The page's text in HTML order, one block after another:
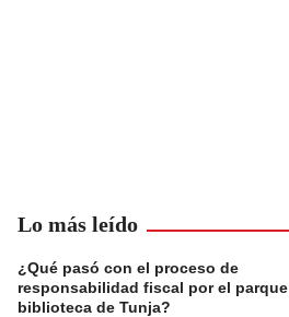
Lo más leído
¿Qué pasó con el proceso de
responsabilidad fiscal por el parque
biblioteca de Tunja?